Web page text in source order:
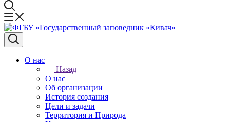
О нас
Назад
О нас
Об организации
История создания
Цели и задачи
Территория и Природа